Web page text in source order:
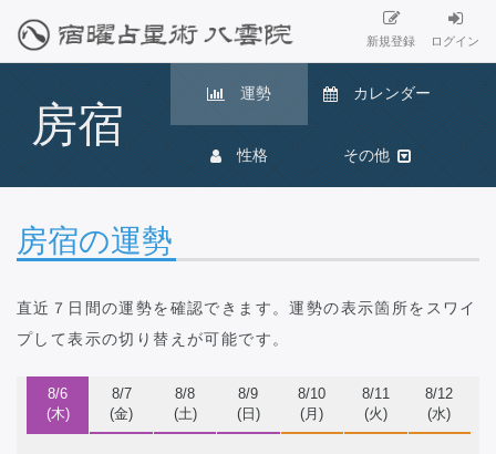
新規登録 ログイン
房宿
運勢 カレンダー
性格 その他
房宿の運勢
直近７日間の運勢を確認できます。運勢の表示箇所をスワイ
プして表示の切り替えが可能です。
8/6
(木)
8/7
(金)
8/8
(土)
8/9
(日)
8/10
(月)
8/11
(火)
8/12
(水)